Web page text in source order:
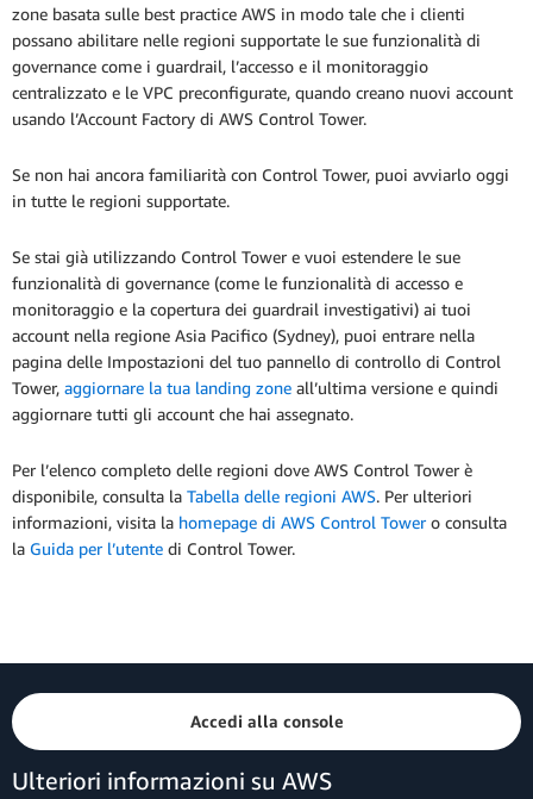
zone basata sulle best practice AWS in modo tale che i clienti
possano abilitare nelle regioni supportate le sue funzionalità di
governance come i guardrail, l’accesso e il monitoraggio
centralizzato e le VPC preconfigurate, quando creano nuovi account
usando l’Account Factory di AWS Control Tower.
Se non hai ancora familiarità con Control Tower, puoi avviarlo oggi
in tutte le regioni supportate.
Se stai già utilizzando Control Tower e vuoi estendere le sue
funzionalità di governance (come le funzionalità di accesso e
monitoraggio e la copertura dei guardrail investigativi) ai tuoi
account nella regione Asia Pacifico (Sydney), puoi entrare nella
pagina delle Impostazioni del tuo pannello di controllo di Control
Tower, aggiornare la tua landing zone all’ultima versione e quindi
aggiornare tutti gli account che hai assegnato.
Per l’elenco completo delle regioni dove AWS Control Tower è
disponibile, consulta la Tabella delle regioni AWS. Per ulteriori
informazioni, visita la homepage di AWS Control Towero consulta
la Guida per l’utente di Control Tower.
Accedi alla console
Ulteriori informazioni su AWS